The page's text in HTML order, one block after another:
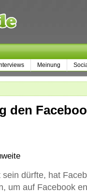
Meinung
den
dürfte, hat
um auf Facebook